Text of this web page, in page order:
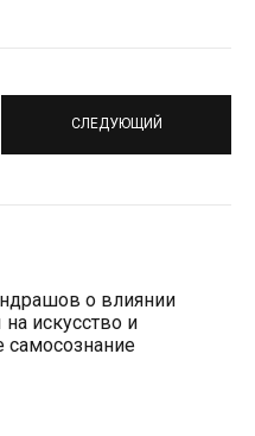
СЛЕДУЮЩИЙ
о влиянии
искусство и
самосознание